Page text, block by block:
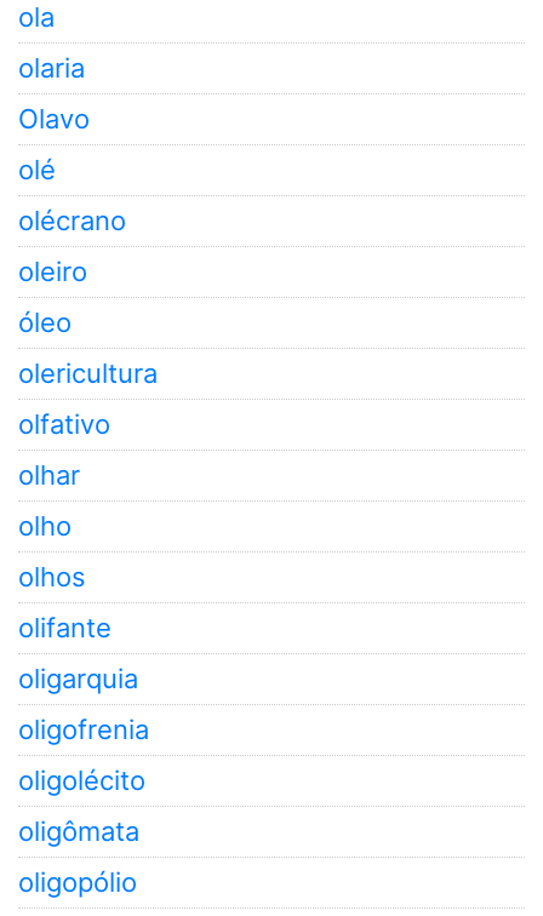
ola
olaria
Olavo
olé
olécrano
oleiro
óleo
olericultura
olfativo
olhar
olho
olhos
olifante
oligarquia
oligofrenia
oligolécito
oligômata
oligopólio